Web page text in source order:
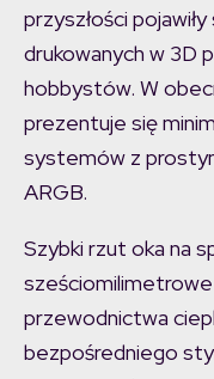
przyszłości
drukowanych w 3D
hobbystów. W
prezentuje się
systemów z
ARGB.
Szybki rzut oka na
przewodnictwa
bezpośredniego